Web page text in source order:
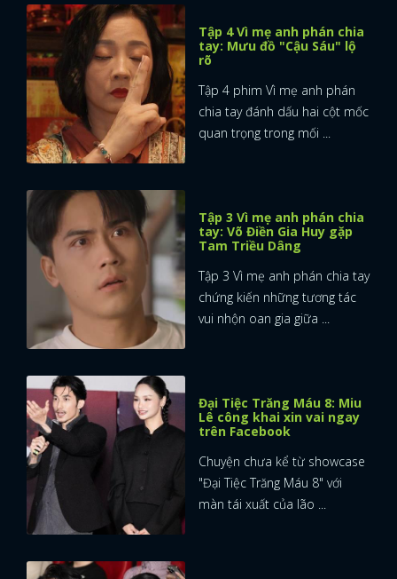
Tập 4 Vì mẹ anh phán chia
tay: Mưu đồ "Cậu Sáu" lộ
rõ
Tập 4 phim Vì mẹ anh phán
chia tay đánh dấu hai cột mốc
quan trọng trong mối ...
Tập 3 Vì mẹ anh phán chia
tay: Võ Điền Gia Huy gặp
Tam Triều Dâng
Tập 3 Vì mẹ anh phán chia tay
chứng kiến những tương tác
vui nhộn oan gia giữa ...
Đại Tiệc Trăng Máu 8: Miu
Lê công khai xin vai ngay
trên Facebook
Chuyện chưa kể từ showcase
"Đại Tiệc Trăng Máu 8" với
màn tái xuất của lão ...